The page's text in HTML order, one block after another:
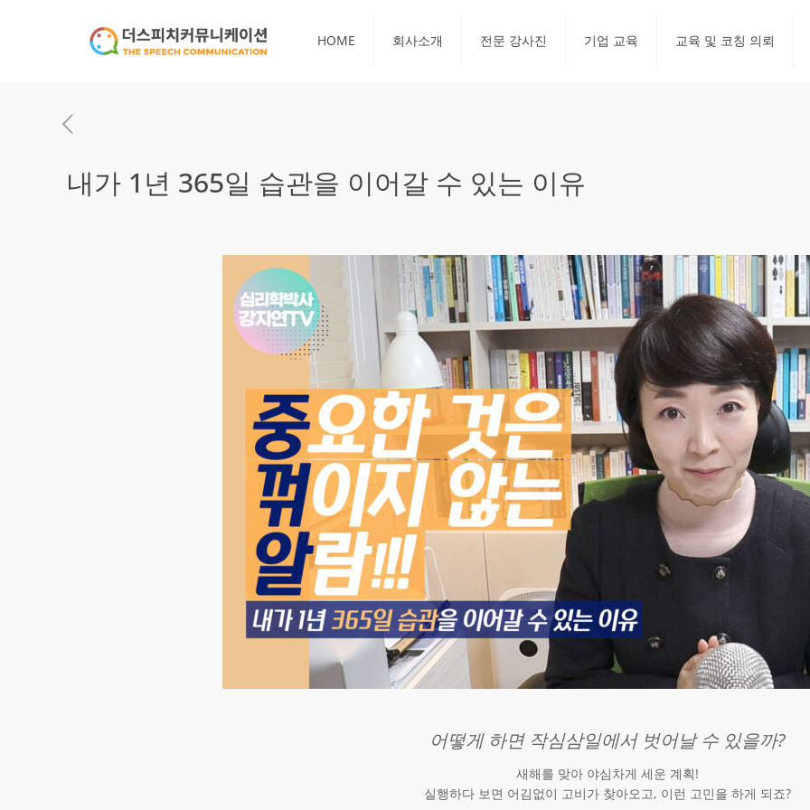
HOME 회사소개 전문 강사진 기업 교육 교육 및 코칭 의뢰
내가 1년 365일 습관을 이어갈 수 있는 이유
어떻게 하면 작심삼일에서 벗어날 수 있을까?
새해를 맞아 야심차게 세운 계획!
실행하다 보면 어김없이 고비가 찾아오고, 이런 고민을 하게 되죠?